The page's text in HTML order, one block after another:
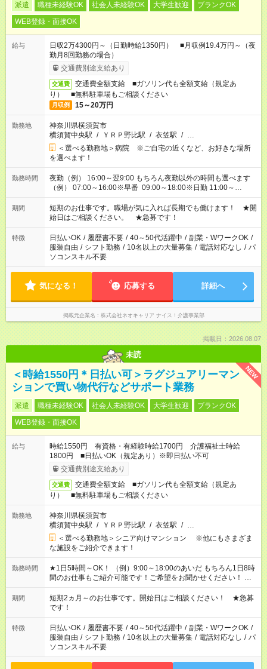
派遣 職種未経験OK 社会人未経験OK 大学生歓迎
ブランクOK
WEB登録・面接OK
給与
日収2万4300円～（日勤時給1350円） ■月収例19.4万円～（夜
勤月8回勤務の場合）
交通費別途支給あり
交通費
交通費全額支給 ■ガソリン代も全額支給（規定あ
り） ■無料駐車場もご相談ください
月収例 15～20万円
勤務地
神奈川県横須賀市
横須賀中央駅 / ＹＲＰ野比駅 / 衣笠駅 / …
＜選べる勤務地＞病院 ※ご自宅の近くなど、お好きな場所
を選べます！
勤務時間
夜勤（例） 16:00～翌9:00 もちろん夜勤以外の時間も選べます
（例） 07:00～16:00※早番 09:00～18:00※日勤 11:00～
20:00※遅番 ※時間は、固定・選べる施設もあるので、ご希望が
あれば調整できます！ ※シフト制。勤務地により実働時間が異
なります。★家庭の都合でお休みが必要な場合も遠慮なくご相談
ください。
期間
短期のお仕事です。職場が気に入れば長期でも働けます！ ★開
始日はご相談ください。 ★急募です！
特徴 日払いOK / 履歴書不要 / 40～50代活躍中 / 副業・WワークOK /
服装自由 / シフト勤務 / 10名以上の大量募集 / 電話対応なし / パ
ソコンスキル不要
気になる！ 応募する 詳細へ
掲載元企業名 株式会社ネオキャリア ナイス！介護事業部
掲載日：2026.08.07
未読
NEW
＜時給1550円＊日払い可＞ラグジュアリーマン
ションで買い物代行などサポート業務
派遣 職種未経験OK 社会人未経験OK 大学生歓迎
ブランクOK
WEB登録・面接OK
給与
時給1550円 有資格・有経験時給1700円 介護福祉士時給
1800円 ■日払いOK（規定あり）※即日払い不可
交通費別途支給あり
交通費
交通費全額支給 ■ガソリン代も全額支給（規定あ
り） ■無料駐車場もご相談ください
勤務地
神奈川県横須賀市
横須賀中央駅 / ＹＲＰ野比駅 / 衣笠駅 / …
＜選べる勤務地＞シニア向けマンション ※他にもさまざま
な施設をご紹介できます！
勤務時間
★1日5時間～OK！ （例）9:00～18:00のあいだ もちろん1日8時
間のお仕事もご紹介可能です！ご希望をお聞かせください！ ★
家庭の都合でお休みが必要な場合も遠慮なくご相談ください。
※週最低15時間以上の勤務が必要です
期間
短期2ヵ月～のお仕事です。開始日はご相談ください！ ★急募
です！
特徴 日払いOK / 履歴書不要 / 40～50代活躍中 / 副業・WワークOK /
服装自由 / シフト勤務 / 10名以上の大量募集 / 電話対応なし / パ
ソコンスキル不要